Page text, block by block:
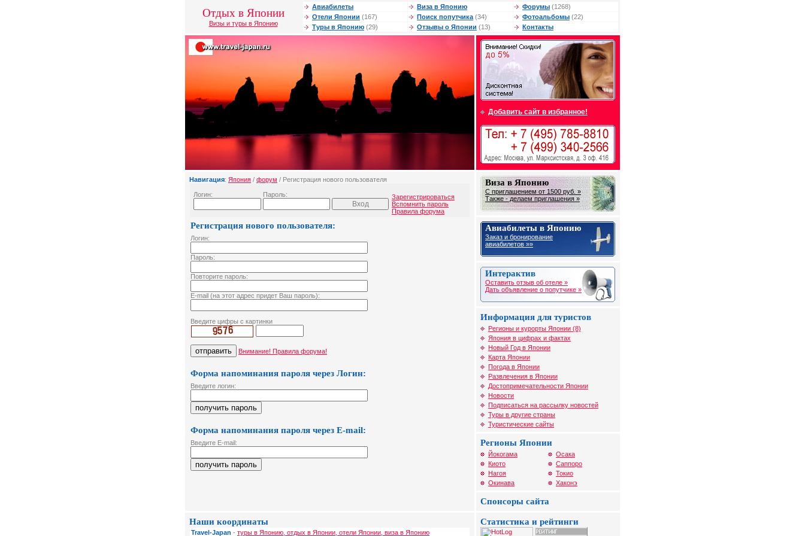
Отдых в Японии
Визы и туры в Японию
Авиабилеты Виза в Японию Форумы (1268)
Отели Японии (167) Поиск попутчика (34) Фотоальбомы (22)
Туры в Японию (29) Отзывы о Японии (13) Контакты
Добавить сайт в избранное!
Навигация: Япония / форум / Регистрация нового пользователя
Логин: Пароль:
Зарегистрироваться
Вспомнить пароль
Правила форума
Регистрация нового пользователя:
Логин:
Пароль:
Повторите пароль:
E-mail (на этот адрес придет Ваш пароль):
Введите цифры с картинки
Внимание! Правила форума!
Форма напоминания пароля через Логин:
Введите логин:
Форма напоминания пароля через E-mail:
Введите E-mail:
Виза в Японию
С приглашением от 1500 руб. »
Также - делаем приглашения »
Авиабилеты в Японию
Заказ и бронирование
авиабилетов »»
Интерактив
Оставить отзыв об отеле »
Дать объявление о попутчике »
Информация для туристов
Регионы и курорты Японии (8)
Япония в цифрах и фактах
Новый Год в Японии
Карта Японии
Погода в Японии
Развлечения в Японии
Достопримечательности Японии
Новости
Подписаться на рассылку новостей
Туры в другие страны
Туристические сайты
Регионы Японии
Йокогама
Киото
Нагоя
Окинава
Осака
Саппоро
Токио
Хаконэ
Спонсоры сайта
Наши координаты
Travel-Japan - туры в Японию, отдых в Японии, отели Японии, виза в Японию
Статистика и рейтинги